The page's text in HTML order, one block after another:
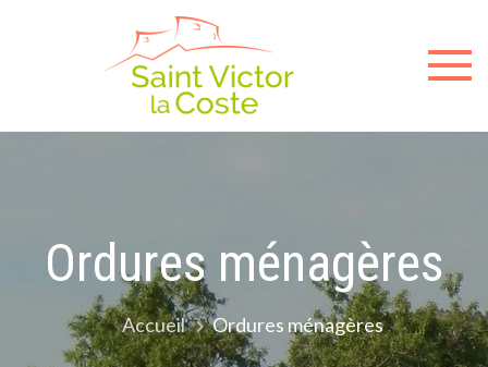
Site
de
Ordures ménagères
Accueil Ordures ménagères